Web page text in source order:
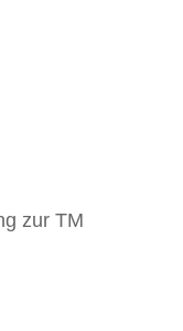
zur TM